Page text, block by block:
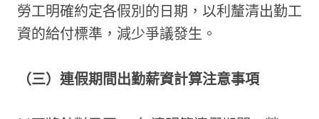
勞工明確約定各假別的日期，以利釐清出勤工
資的給付標準，減少爭議發生。
（三）連假期間出勤薪資計算注意事項